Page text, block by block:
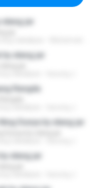
elang jar
by elang jar
Rangda
Dunya by elang jar
elang jar